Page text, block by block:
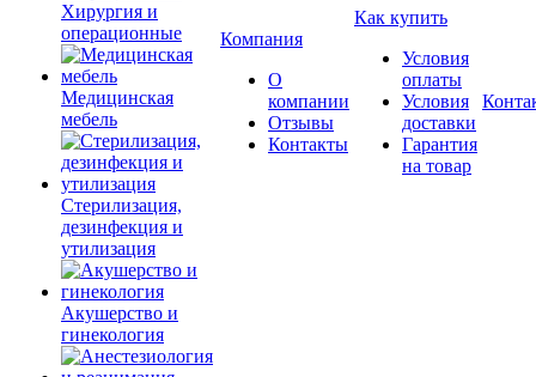
Хирургия и
операционные
Медицинская
мебель
Стерилизация,
дезинфекция и
утилизация
Акушерство и
гинекология
Компания
О
компании
Отзывы
Контакты
Как купить
Условия
оплаты
Условия
доставки
Гарантия
на товар